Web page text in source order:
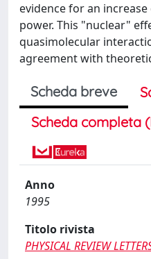
evidence for an
power. This "nuclear"
quasimolecular
agreement with
Scheda breve
Scheda completa
Anno
1995
Titolo rivista
PHYSICAL REVIEW